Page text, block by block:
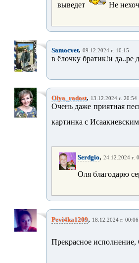
выведет Не
Samocvet, 09.12.2024 г. 10:15
в ёлочку братик!и да..ре
Olya_radost, 13.12.2024 г. 20:54
Очень даже приятная
картинка с
Serdgio, 24.12.2024 г.
Оля благодарю
Pevi4ka1209, 18.12.2024 г. 00:06
Прекрасное исполнение,